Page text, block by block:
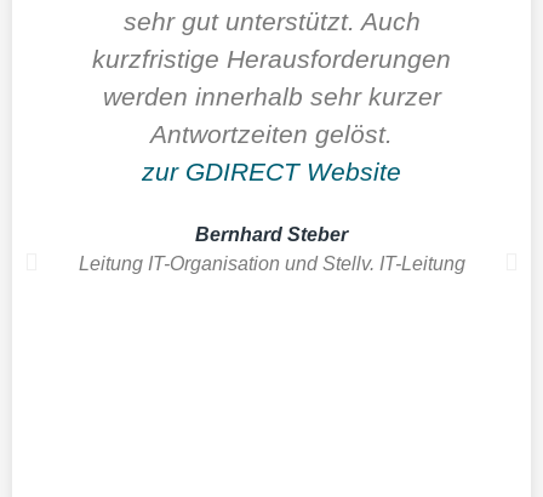
sehr gut unterstützt. Auch
kurzfristige Herausforderungen
werden innerhalb sehr kurzer
Antwortzeiten gelöst.
zur GDIRECT Website
Bernhard Steber
Leitung IT-Organisation und Stellv. IT-Leitung